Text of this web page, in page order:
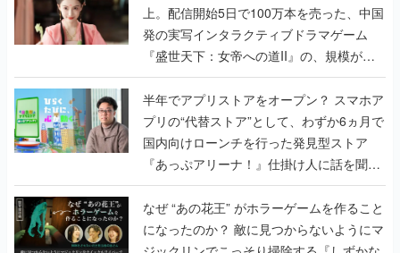
上。配信開始5日で100万本を売った、中国
発の実写インタラクティブドラマゲーム
『盛世天下：女帝への道II』の、規模が違
うこだわりをプロデューサーに聞いた
半年でアプリストアをオープン？ スマホア
プリの“代替ストア”として、わずか6ヵ月で
国内向けローンチを行った発見型ストア
『あっぷアリーナ！』仕掛け人に話を聞い
てみた
なぜ “あの花王” がホラーゲームを作ること
になったのか？ 敵に見つからないようにマ